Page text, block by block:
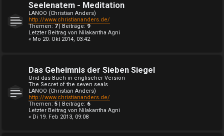
Seelenatem - Meditation
LANOO (Christian Anders)
http://www.christiananders.de/
Themen: 7| Beiträge: 9
Letzter Beitrag von Nilakantha Agni
« Mo 20. Okt 2014, 03:42
Das Geheimnis der Sieben Siegel
Und das Buch in englischer Version
The Secret of the seven seals
LANOO (Christian Anders)
http://www.christiananders.de/
Themen: 5 | Beiträge: 6
Letzter Beitrag von Nilakantha Agni
« Di 19. Feb 2013, 09:08